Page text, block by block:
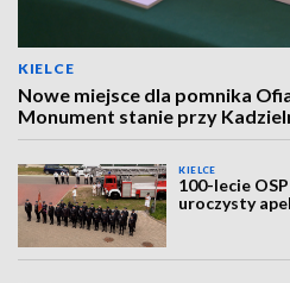
KIELCE
Nowe miejsce dla pomnika
Monument stanie przy
KIELCE
100-lecie
uroczysty apel